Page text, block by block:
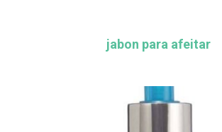
jabon para afeitar